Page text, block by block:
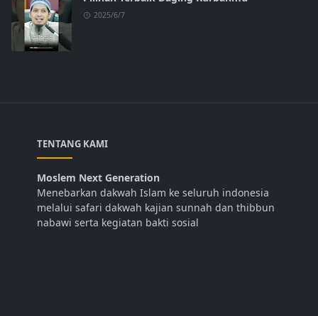
2025/6/7
TENTANG KAMI
Moslem Next Generation
Menebarkan dakwah Islam ke seluruh indonesia
melalui safari dakwah kajian sunnah dan thibbun
nabawi serta kegiatan bakti sosial